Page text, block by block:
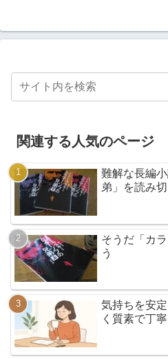
関連する人気のページ
難解な長編
弟」を読み
そうだ「カ
う
気持ちを安
く質素で丁